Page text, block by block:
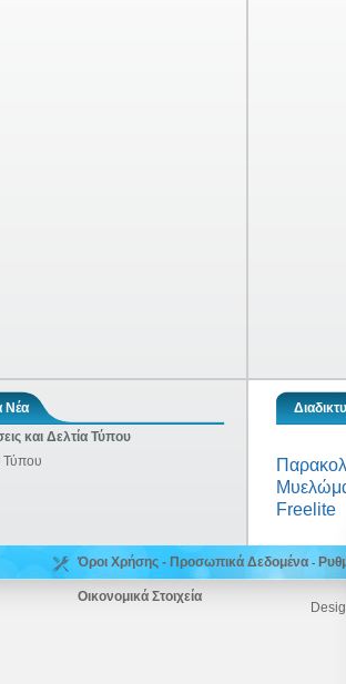
Νέα
και Δελτία Τύπου
Τύπου
Freelite
Όροι Χρήσης - Προσωπικά Δεδομένα -
Οικονομικά Στοιχεία